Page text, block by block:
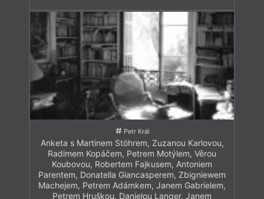
Petr Král
Anketa s Martinem Stöhrem, Zuzanou Karlovou,
Radimem Kopáčem, Petrem Motýlem, Věrou
Koubovou, Robertem Fajkusem, Antoniem
Parentem, Donatella Giancasperem, Zbigniewem
Machejem, Petrem Adámkem, Janem Gabrielem,
Petrem Hruškou, Danielou Langer, Janem